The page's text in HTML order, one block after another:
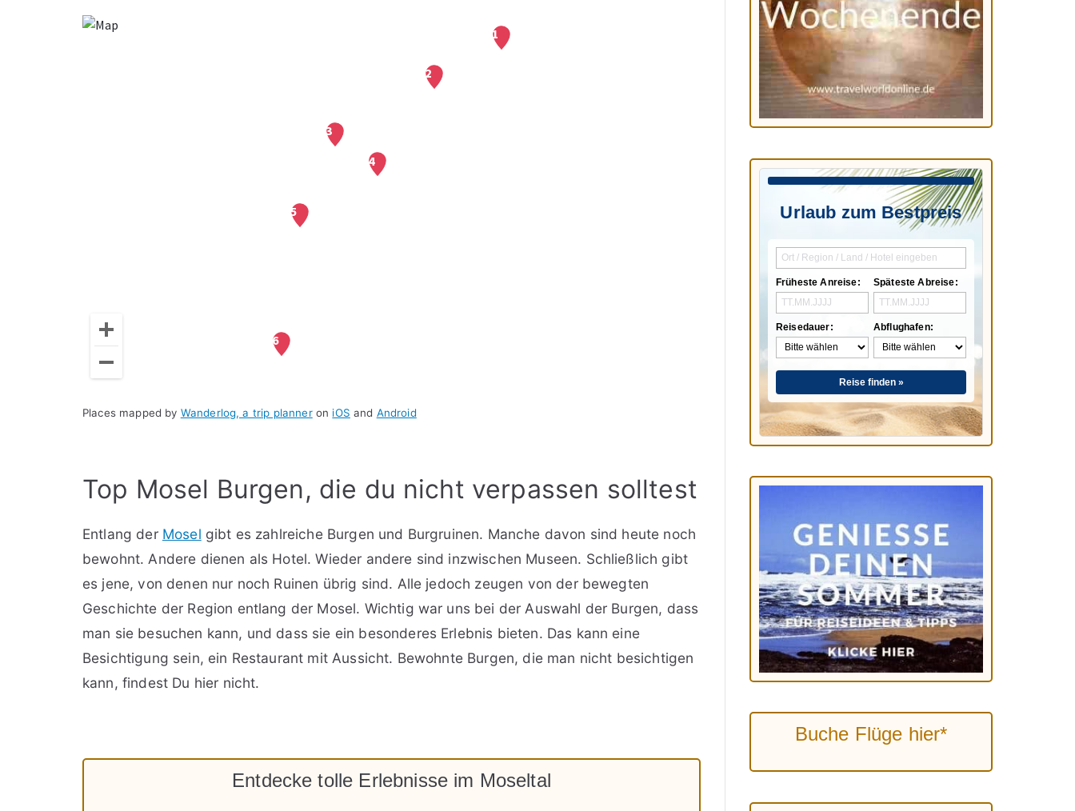
Places mapped by Wanderlog, a trip planneron iOS and Android
Top Mosel Burgen, die du nicht verpassen solltest
Entlang der Mosel gibt es zahlreiche Burgen und Burgruinen. Manche davon sind heute noch
bewohnt. Andere dienen als Hotel. Wieder andere sind inzwischen Museen. Schließlich gibt
es jene, von denen nur noch Ruinen übrig sind. Alle jedoch zeugen von der bewegten
Geschichte der Region entlang der Mosel. Wichtig war uns bei der Auswahl der Burgen, dass
man sie besuchen kann, und dass sie ein besonderes Erlebnis bieten. Das kann eine
Besichtigung sein, ein Restaurant mit Aussicht. Bewohnte Burgen, die man nicht besichtigen
kann, findest Du hier nicht.
Entdecke tolle Erlebnisse im Moseltal
Urlaub zum Bestpreis
Früheste Anreise:
Reisedauer:
Späteste Abreise:
Abflughafen:
Reise finden »
Buche Flüge hier*